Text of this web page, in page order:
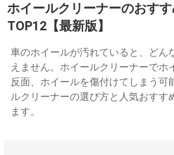
ホイールクリーナーのおす
TOP12【最新版】
車のホイールが汚れていると、どん
えません。ホイールクリーナーでホ
反面、ホイールを傷付けてしまう可
ルクリーナーの選び方と人気おすす
ます。